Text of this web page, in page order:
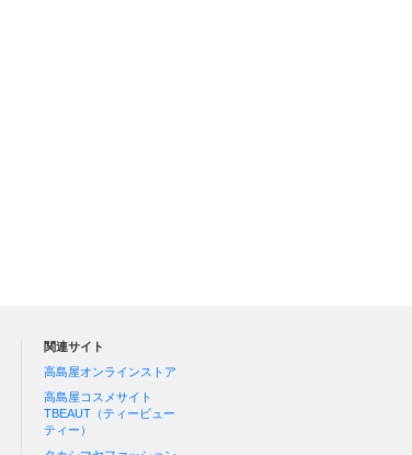
関連サイト
高島屋オンラインストア
高島屋コスメサイト
TBEAUT（ティービュー
ティー）